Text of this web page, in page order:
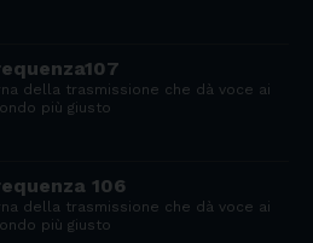
della trasmissione che dà voce ai
più giusto
106
della trasmissione che dà voce ai
più giusto